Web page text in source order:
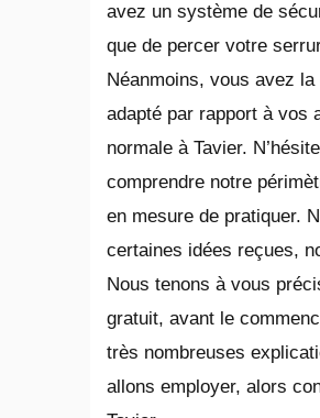
avez un système de
que de percer votre
Néanmoins, vous avez
adapté par rapport à vos
normale à Tavier.
comprendre notre
en mesure de pratiquer.
certaines idées reçues,
Nous tenons à vous
gratuit, avant le
très nombreuses
allons employer, alors